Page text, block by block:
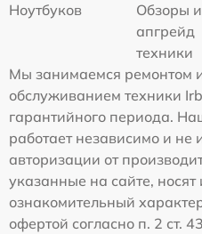
Ноутбуков
Обзоры и
апгрейд
техники
Мы занимаемся ремонтом
обслуживанием техники
гарантийного периода.
работает независимо и не
авторизации от
указанные на сайте,
ознакомительный
офертой согласно п. 2 ст.